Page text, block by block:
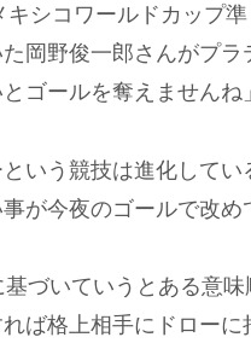
キシコワールドカップ
岡野俊一郎さんがプ
とゴールを奪えません
いう競技は進化して
が今夜のゴールで改
づいていうとある意
ば格上相手にドロー